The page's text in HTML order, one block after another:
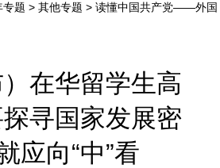
专题 > 其他专题 > 读懂中国共产党——外国
在华留学生高
寻国家发展密
应向“中”看